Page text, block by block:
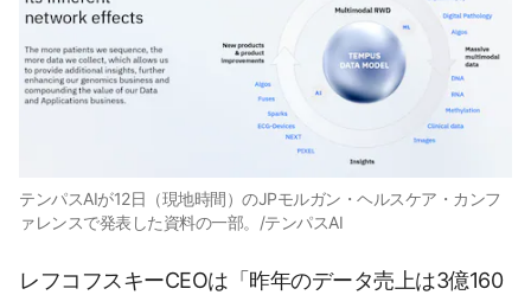
テンパスAIが12日（現地時間）のJPモルガン・ヘルスケア・カンフ
ァレンスで発表した資料の一部。/テンパスAI
レフコフスキーCEOは「昨年のデータ売上は3億160